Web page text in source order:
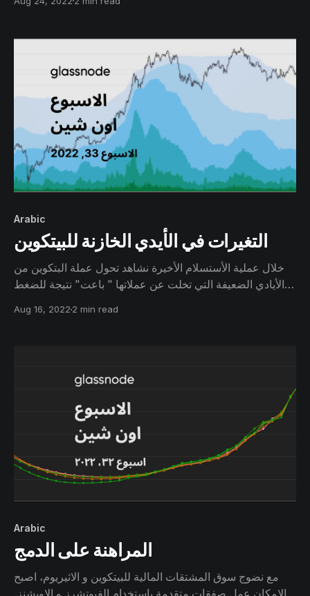
Arabic
التغيرات في الأيدي الخازنة للبيتكوين
خلال عملية الأستسلام الأخيرة نشاهد تحول عملة البتكوين من
الأيادي الضعيفة التي تخلت عن عملاتها " باعت" نتيجة للضغط
نزول السعر . وفي هذه النشرة نريد بأن نحلل هذا التحول
Aug 16, 2022 2 min read
Arabic
المراهنة على الدمج
مع نضوج سوق المشتقات المالية للبيتكوين و الاثيريوم، اصبح
بالإمكان عمل صفقات متقدمة باستخدام الفيوتشرز و الاوبشنز.